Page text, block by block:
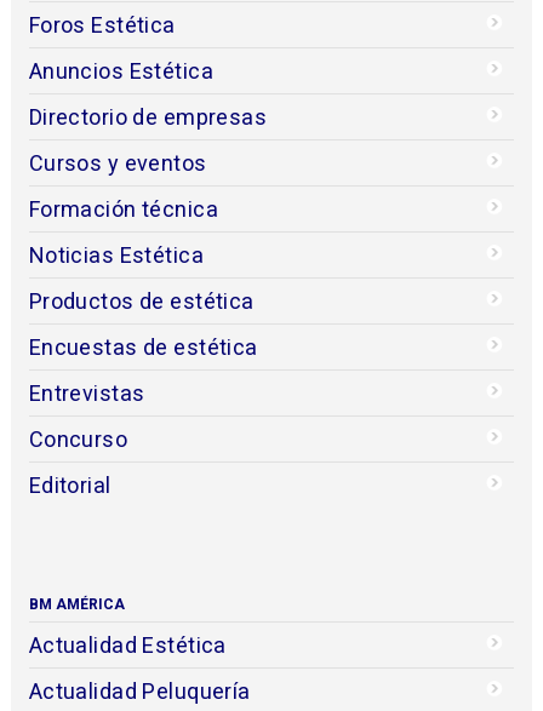
Foros Estética
Anuncios Estética
Directorio de empresas
Cursos y eventos
Formación técnica
Noticias Estética
Productos de estética
Encuestas de estética
Entrevistas
Concurso
Editorial
BM AMÉRICA
Actualidad Estética
Actualidad Peluquería